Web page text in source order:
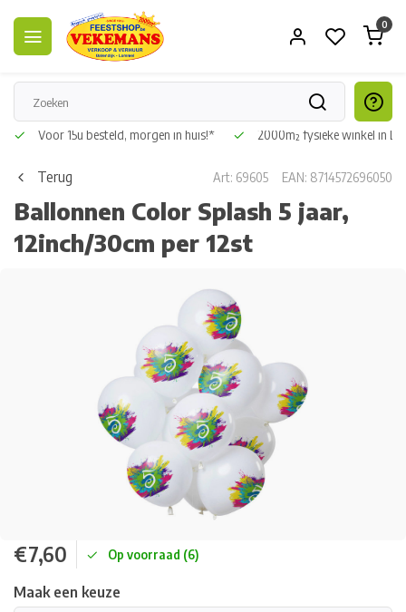
0
Voor 15u besteld, morgen in huis!* 2000m² fysieke winkel in
Terug Art: 69605 EAN: 8714572696050
Ballonnen Color Splash 5 jaar,
12inch/30cm per 12st
€7,60 Op voorraad (6)
Maak een keuze